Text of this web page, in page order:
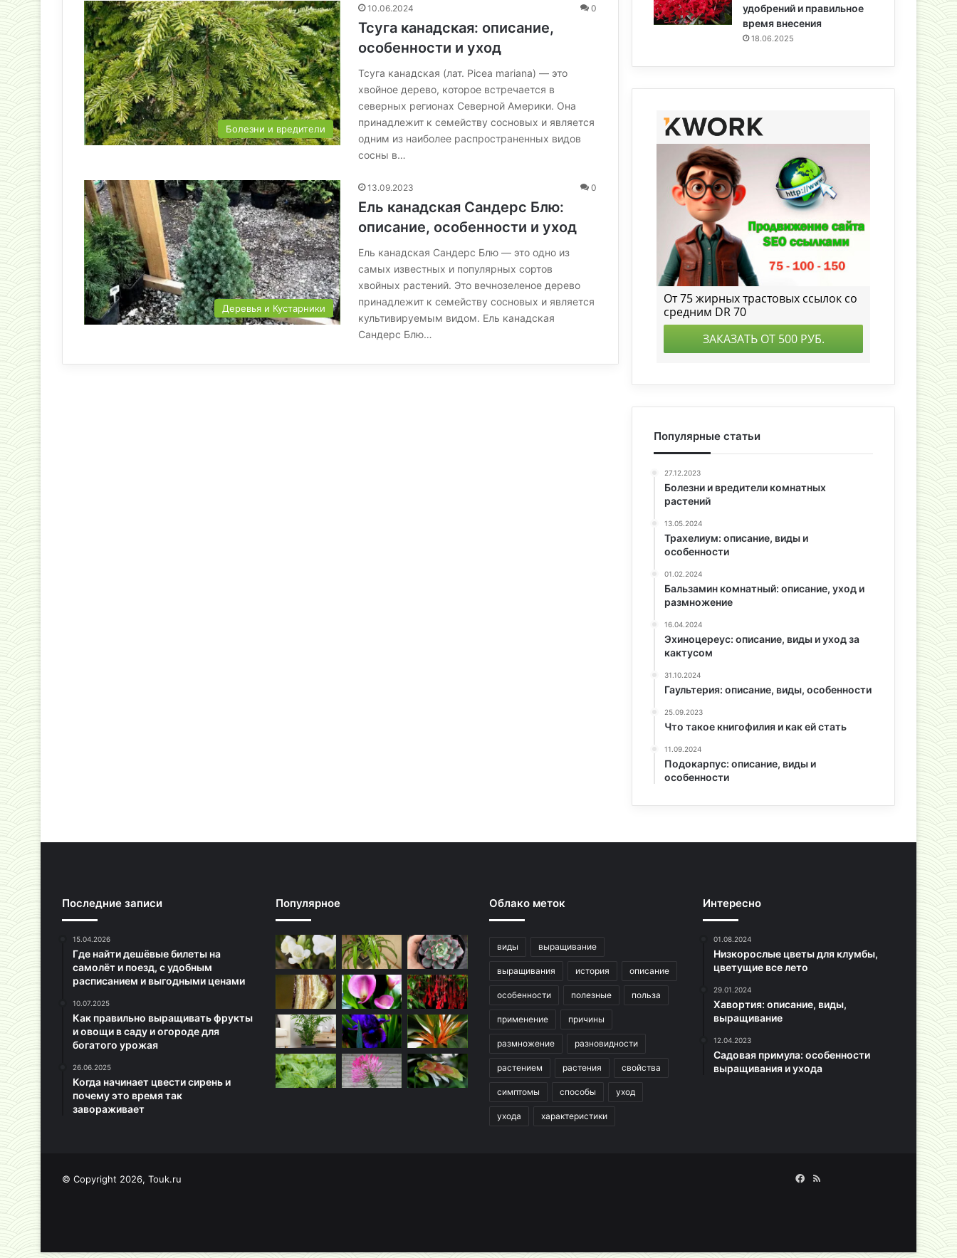
Болезни и вредители
10.06.2024 0
Тсуга канадская: описание,
особенности и уход
Тсуга канадская (лат. Picea mariana) — это
хвойное дерево, которое встречается в
северных регионах Северной Америки. Она
принадлежит к семейству сосновых и является
одним из наиболее распространенных видов
сосны в…
Деревья и Кустарники
13.09.2023 0
Ель канадская Сандерс Блю:
описание, особенности и уход
Ель канадская Сандерс Блю — это одно из
самых известных и популярных сортов
хвойных растений. Это вечнозеленое дерево
принадлежит к семейству сосновых и является
культивируемым видом. Ель канадская
Сандерс Блю…
удобрений и правильное
время внесения
18.06.2025
Популярные статьи
27.12.2023
Болезни и вредители комнатных
растений
13.05.2024
Трахелиум: описание, виды и
особенности
01.02.2024
Бальзамин комнатный: описание, уход и
размножение
16.04.2024
Эхиноцереус: описание, виды и уход за
кактусом
31.10.2024
Гаультерия: описание, виды, особенности
25.09.2023
Что такое книгофилия и как ей стать
11.09.2024
Подокарпус: описание, виды и
особенности
Последние записи
15.04.2026
Где найти дешёвые билеты на
самолёт и поезд, с удобным
расписанием и выгодными ценами
10.07.2025
Как правильно выращивать фрукты
и овощи в саду и огороде для
богатого урожая
26.06.2025
Когда начинает цвести сирень и
почему это время так
завораживает
Популярное Облако меток
виды выращивание
выращивания история описание
особенности полезные польза
применение причины
размножение разновидности
растением растения свойства
симптомы способы уход
ухода характеристики
Интересно
01.08.2024
Низкорослые цветы для клумбы,
цветущие все лето
29.01.2024
Хавортия: описание, виды,
выращивание
12.04.2023
Садовая примула: особенности
выращивания и ухода
© Copyright 2026, Touk.ru Facebook